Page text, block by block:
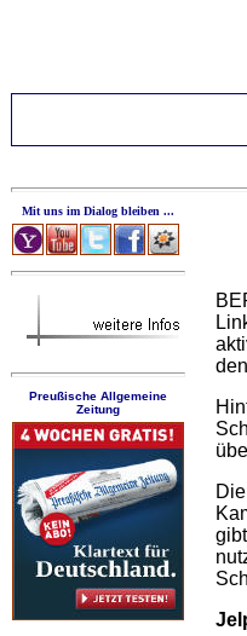
Mit uns im Dialog bleiben ...
Preußische Allgemeine
Zeitung
den